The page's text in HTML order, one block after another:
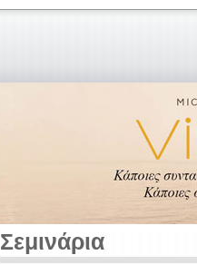
Σεμινάρια